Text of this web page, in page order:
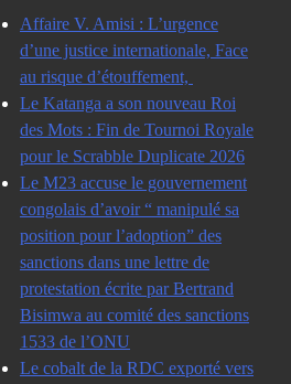
Affaire V. Amisi : L’urgence
d’une justice internationale, Face
au risque d’étouffement,
Le Katanga a son nouveau Roi
des Mots : Fin de Tournoi Royale
pour le Scrabble Duplicate 2026
Le M23 accuse le gouvernement
congolais d’avoir “ manipulé sa
position pour l’adoption” des
sanctions dans une lettre de
protestation écrite par Bertrand
Bisimwa au comité des sanctions
1533 de l’ONU
Le cobalt de la RDC exporté vers